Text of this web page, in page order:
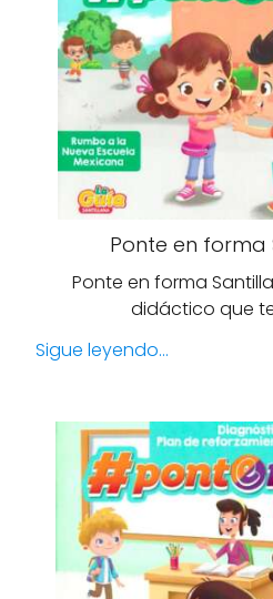
Ponte en forma
Ponte en forma
didáctico que
Sigue leyendo...